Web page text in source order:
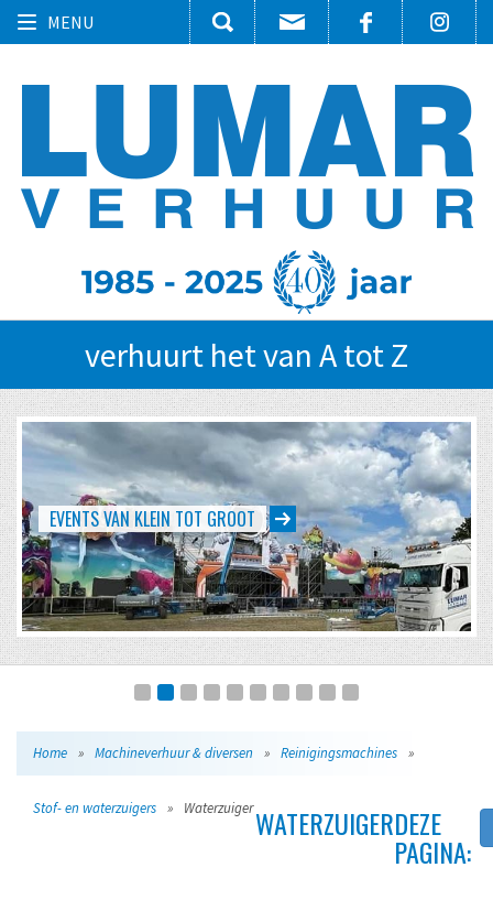
Toggle
MENU
verhuurt het van A tot Z
EVENTS VAN KLEIN TOT GROOT
Home » Machineverhuur & diversen » Reinigingsmachines »
Stof- en waterzuigers » WaterzuigerWATERZUIGERDEZE
PAGINA: